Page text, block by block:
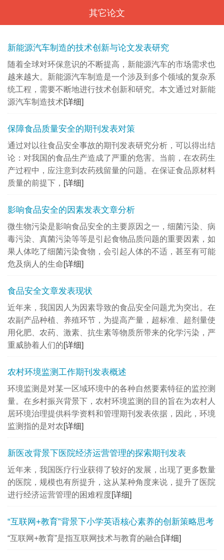
其它论文
新能源汽车制造的技术创新与论文发表研究
随着全球对环保意识的不断提高，新能源汽车的市场需求也
越来越大。新能源汽车制造是一个涉及到多个领域的复杂系
统工程，需要不断地进行技术创新和研究。本文通过对新能
源汽车制造技术[详细]
保障食品质量安全的期刊发表对策
通过对以往食品安全事故的期刊发表研究分析，可以得出结
论：对我国的食品生产造成了严重的危害。当前，在农药生
产过程中，应注意到农药残留量的问题。在保证食品原材料
质量的前提下， [详细]
影响食品安全的因素发表文章分析
微生物污染是影响食品安全的主要原因之一，细菌污染、病
毒污染、真菌污染等等是引起食物品质问题的重要因素，如
果人体吃了细菌污染食物，会引起人体的不适，甚至有可能
危及病人的生命[详细]
食品安全文章发表现状
近年来，我国因人为因素导致的食品安全问题尤为突出。在
农副产品种植、养殖环节，为提高产量，超标准、超剂量使
用化肥、农药、激素、抗生素等物质所带来的化学污染，严
重威胁着人们的[详细]
农村环境监测工作期刊发表概述
环境监测是对某一区域环境中的各种自然要素特征的监控测
量。在乡村振兴背景下，农村环境监测的目的旨在为农村人
居环境治理提供科学资料和管理期刊发表依据，因此，环境
监测指的是对农[详细]
新医改背景下医院经济运营管理的探索期刊发表
近年来，我国医疗行业获得了较好的发展，出现了更多数量
的医院，规模也有所提升，这从某种角度来说，提升了医院
进行经济运营管理的困难程度[详细]
“互联网+教育”背景下小学英语核心素养的创新策略思考
“互联网+教育”是指互联网技术与教育的融合[详细]